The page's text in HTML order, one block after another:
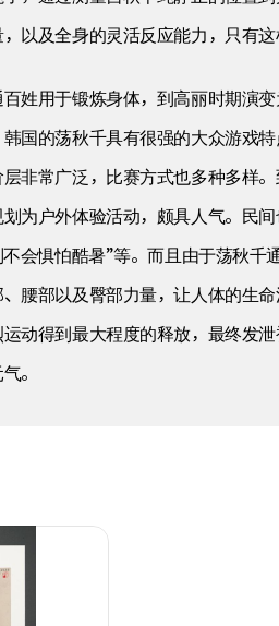
以及全身的灵活反应能力，只有这
姓用于锻炼身体，到高丽时期演
国的荡秋千具有很强的大众游戏
非常广泛，比赛方式也多种多样
为户外体验活动，颇具人气。民
会惧怕酷暑”等。而且由于荡秋
腰部以及臀部力量，让人体的生命
动得到最大程度的释放，最终发
。